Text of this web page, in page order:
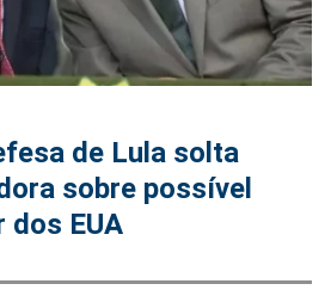
de Lula solta
sobre possível
dos EUA